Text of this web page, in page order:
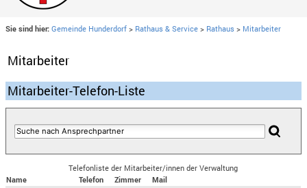
Sie sind hier: Gemeinde Hunderdorf > Rathaus & Service > Rathaus > Mitarbeiter
Mitarbeiter
Mitarbeiter-Telefon-Liste
Telefonliste der Mitarbeiter/innen der Verwaltung
Name
Telefon Zimmer
Mail